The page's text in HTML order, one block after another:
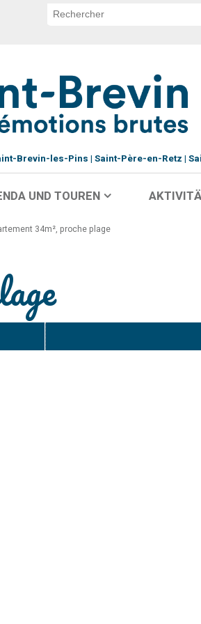
Brevin-les-Pins Saint-Père-en-Retz
UND TOUREN
34m², proche plage